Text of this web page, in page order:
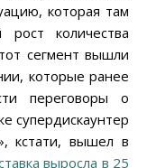
которая там
количества
сегмент вышли
которые ранее
переговоры о
супердискаунтер
кстати, вышел в
выросла в 25